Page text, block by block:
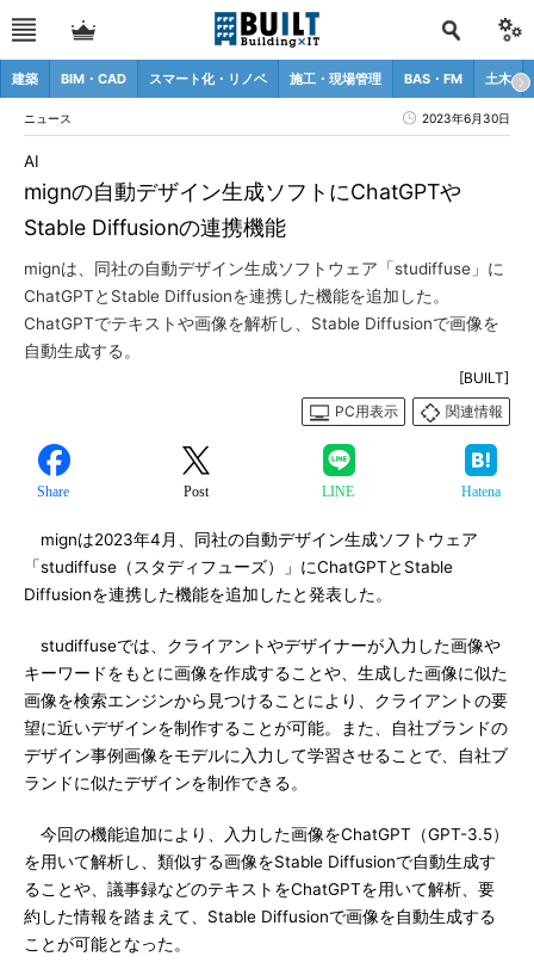
建築 BIM・CAD スマート化・リノベ 施工・現場管理 BAS・FM 土木
ニュース 2023年6月30日
mignの自動デザイン生成ソフトにChatGPTや
Stable Diffusionの連携機能
AI
mignは、同社の自動デザイン生成ソフトウェア「studiffuse」に
ChatGPTとStable Diffusionを連携した機能を追加した。
ChatGPTでテキストや画像を解析し、Stable Diffusionで画像を
自動生成する。
[BUILT]
PC用表示
関連情報
Share Post LINE Hatena
mignは2023年4月、同社の自動デザイン生成ソフトウェア
「studiffuse（スタディフューズ）」にChatGPTとStable
Diffusionを連携した機能を追加したと発表した。
studiffuseでは、クライアントやデザイナーが入力した画像や
キーワードをもとに画像を作成することや、生成した画像に似た
画像を検索エンジンから見つけることにより、クライアントの要
望に近いデザインを制作することが可能。また、自社ブランドの
デザイン事例画像をモデルに入力して学習させることで、自社ブ
ランドに似たデザインを制作できる。
今回の機能追加により、入力した画像をChatGPT（GPT-3.5）
を用いて解析し、類似する画像をStable Diffusionで自動生成す
ることや、議事録などのテキストをChatGPTを用いて解析、要
約した情報を踏まえて、Stable Diffusionで画像を自動生成する
ことが可能となった。